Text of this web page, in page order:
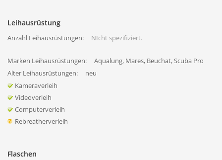
Leihausrüstung
Anzahl Leihausrüstungen: NIcht spezifiziert.
Marken Leihausrüstungen:
Aqualung, Mares, Beuchat, Scuba Pro
Alter Leihausrüstungen:
neu
Kameraverleih
Videoverleih
Computerverleih
Rebreatherverleih
Flaschen